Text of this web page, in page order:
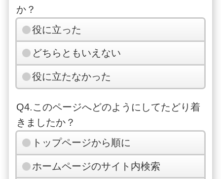
か？
役に立った
どちらともいえない
役に立たなかった
Q4.このページへどのようにしてたどり着
きましたか？
トップページから順に
ホームページのサイト内検索